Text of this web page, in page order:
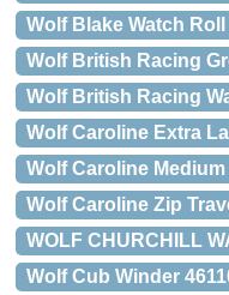
Wolf Blake Watch Roll
Wolf British Racing
Wolf British Racing
Wolf Caroline Extra
Wolf Caroline
Wolf Caroline Zip
WOLF CHURCHILL
Wolf Cub Winder